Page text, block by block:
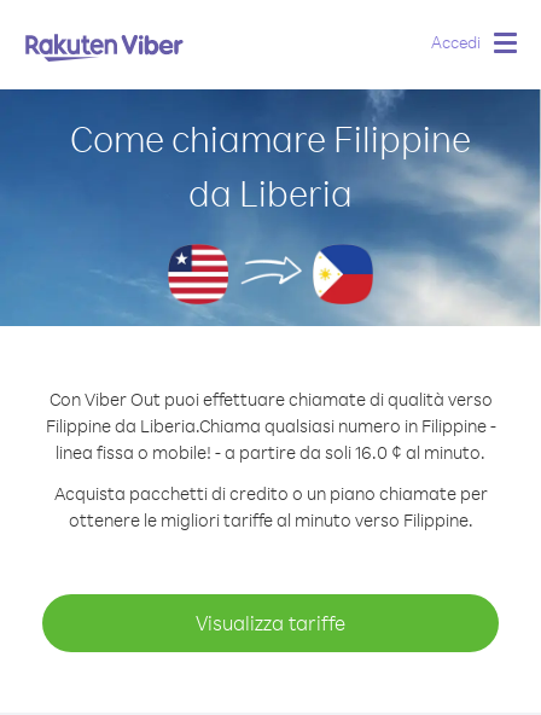
Accedi
Come chiamare Filippine
da Liberia
Con Viber Out puoi effettuare chiamate di qualità verso
Filippine da Liberia.Chiama qualsiasi numero in Filippine -
linea fissa o mobile! - a partire da soli 16.0 ¢ al minuto.
Acquista pacchetti di credito o un piano chiamate per
ottenere le migliori tariffe al minuto verso Filippine.
Visualizza tariffe